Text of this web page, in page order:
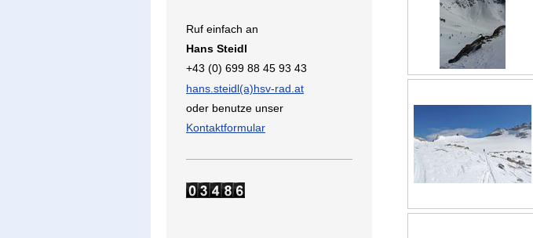
Ruf einfach an
Hans Steidl
+43 (0) 699 88 45 93 43
hans.steidl(a)hsv-rad.at
oder benutze unser
Kontaktformular